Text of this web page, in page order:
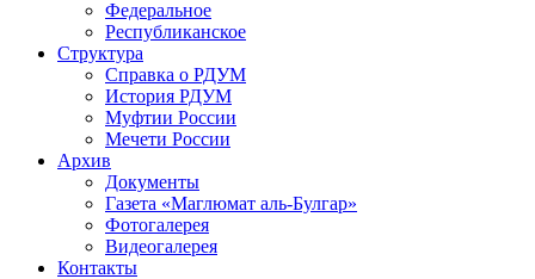
Федеральное
Республиканское
Структура
Справка о РДУМ
История РДУМ
Муфтии России
Мечети России
Архив
Документы
Газета «Маглюмат аль-Булгар»
Фотогалерея
Видеогалерея
Контакты